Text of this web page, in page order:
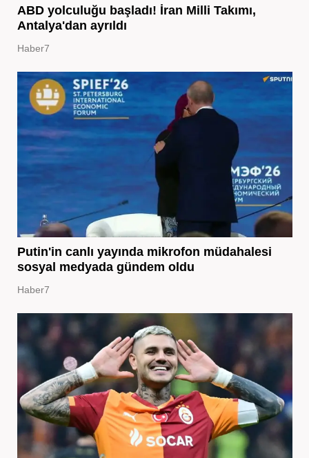
ABD yolculuğu başladı! İran Milli Takımı,
Antalya'dan ayrıldı
Haber7
Putin'in canlı yayında mikrofon müdahalesi
sosyal medyada gündem oldu
Haber7